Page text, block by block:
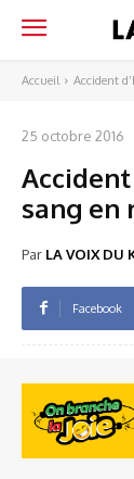
Accueil Accident
25 octobre 2016
Accident
sang en
Par LA VOIX DU
Facebook